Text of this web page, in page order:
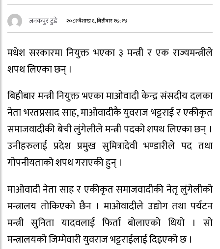
जनकपुर टुडे २०८१ बैशाख ६, बिहीबार १७:१४
मधेश सरकारमा नियुक्त भएका ३ मन्त्री र एक राज्यमन्त्रीले
शपथ लिएका छन् ।
बिहीबार मन्त्री नियुक्त भएका माओवादी केन्द्र संसदीय दलका
नेता भरतप्रसाद साह, माओवादीकै युवराज भट्टराई र एकीकृत
समाजवादीकी बेची लुंगेलीले मन्त्री पदको शपथ लिएका छन् ।
उनीहरुलाई प्रदेश प्रमुख सुमित्रादेवी भण्डारीले पद तथा
गोपनीयताको शपथ गराएकी हुन् ।
माओवादी नेता साह र एकीकृत समाजवादीकी नेतृ लुंगेलीको
मन्त्रालय तोकिएको छैन । माओवादीले उद्योग तथा पर्यटन
मन्त्री सुनिता यादवलाई फिर्ता बोलाएको थियो । सो
मन्त्रालयको जिम्मेवारी युवराज भट्टराईलाई दिइएको छ ।